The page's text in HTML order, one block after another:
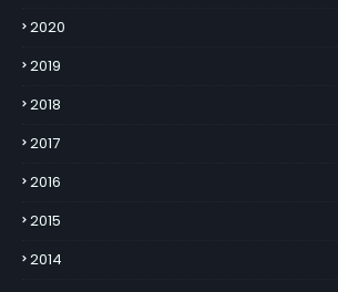
2020
2019
2018
2017
2016
2015
2014